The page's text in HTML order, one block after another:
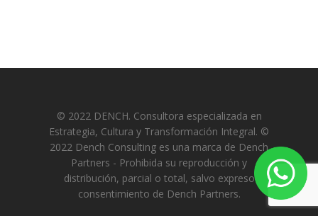
© 2022 DENCH. Consultora especializada en
Estrategia, Cultura y Transformación Integral. ©
2022 Dench Consulting es una marca de Dench
Partners - Prohibida su reproducción y
distribución, parcial o total, salvo expreso
consentimiento de Dench Partners.